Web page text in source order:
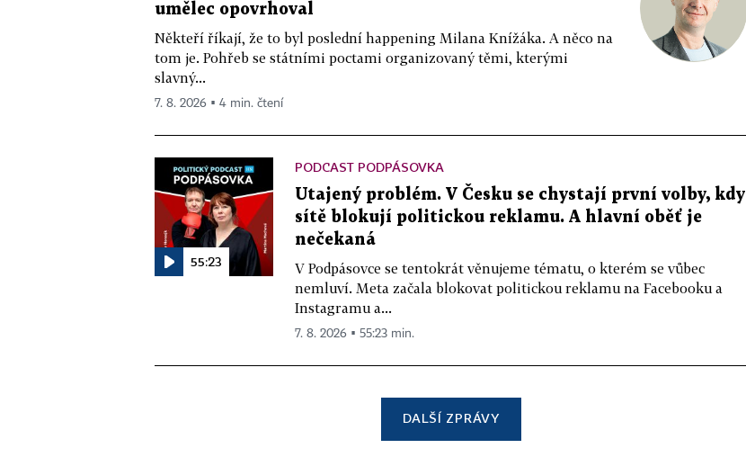
umělec opovrhoval
Někteří říkají, že to byl poslední happening Milana Knížáka. A něco na
tom je. Pohřeb se státními poctami organizovaný těmi, kterými
slavný...
7. 8. 2026 ▪ 4 min. čtení
55:23
PODCAST PODPÁSOVKA
Utajený problém. V Česku se chystají první volby, kdy
sítě blokují politickou reklamu. A hlavní oběť je
nečekaná
V Podpásovce se tentokrát věnujeme tématu, o kterém se vůbec
nemluví. Meta začala blokovat politickou reklamu na Facebooku a
Instagramu a...
7. 8. 2026 ▪ 55:23 min.
DALŠÍ ZPRÁVY